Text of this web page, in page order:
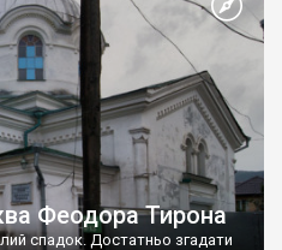
Феодора Тирона
спадок. Достатньо згадати